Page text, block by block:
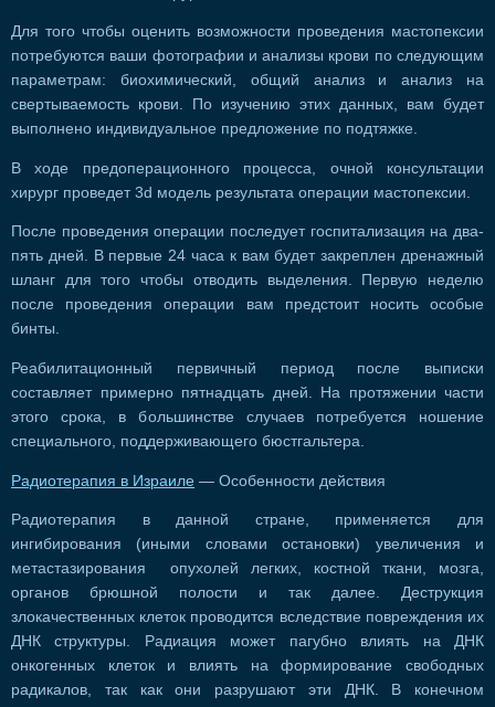
Для того чтобы оценить возможности проведения мастопексии
потребуются ваши фотографии и анализы крови по следующим
параметрам: биохимический, общий анализ и анализ на
свертываемость крови. По изучению этих данных, вам будет
выполнено индивидуальное предложение по подтяжке.
В ходе предоперационного процесса, очной консультации
хирург проведет 3d модель результата операции мастопексии.
После проведения операции последует госпитализация на два-
пять дней. В первые 24 часа к вам будет закреплен дренажный
шланг для того чтобы отводить выделения. Первую неделю
после проведения операции вам предстоит носить особые
бинты.
Реабилитационный первичный период после выписки
составляет примерно пятнадцать дней. На протяжении части
этого срока, в большинстве случаев потребуется ношение
специального, поддерживающего бюстгальтера.
Радиотерапия в Израиле — Особенности действия
Радиотерапия в данной стране, применяется для
ингибирования (иными словами остановки) увеличения и
метастазирования опухолей легких, костной ткани, мозга,
органов брюшной полости и так далее. Деструкция
злокачественных клеток проводится вследствие повреждения их
ДНК структуры. Радиация может пагубно влиять на ДНК
онкогенных клеток и влиять на формирование свободных
радикалов, так как они разрушают эти ДНК. В конечном